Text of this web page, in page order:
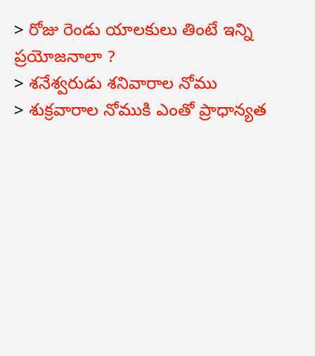
> రోజు రెండు యాలకులు తింటే ఇన్ని
ప్రయోజనాలా ?
> శనేశ్వరుడు శనివారాల నోము
> శుక్రవారాల నోముకి ఎంతో ప్రాధాన్యత